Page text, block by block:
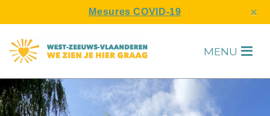
Mesures COVID-19 ×
MENU H